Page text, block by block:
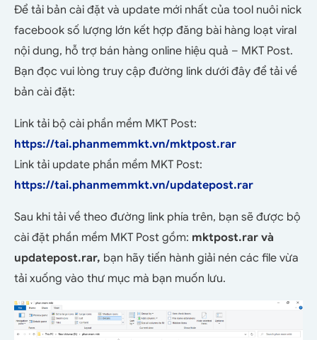
Để tải bản cài đặt và update mới nhất của tool nuôi nick
facebook số lượng lớn kết hợp đăng bài hàng loạt viral
nội dung, hỗ trợ bán hàng online hiệu quả – MKT Post.
Bạn đọc vui lòng truy cập đường link dưới đây để tải về
bản cài đặt:
Link tải bộ cài phần mềm MKT Post:
https://tai.phanmemmkt.vn/mktpost.rar
Link tải update phần mềm MKT Post:
https://tai.phanmemmkt.vn/updatepost.rar
Sau khi tải về theo đường link phía trên, bạn sẽ được bộ
cài đặt phần mềm MKT Post gồm: mktpost.rar và
updatepost.rar, bạn hãy tiến hành giải nén các file vừa
tải xuống vào thư mục mà bạn muốn lưu.